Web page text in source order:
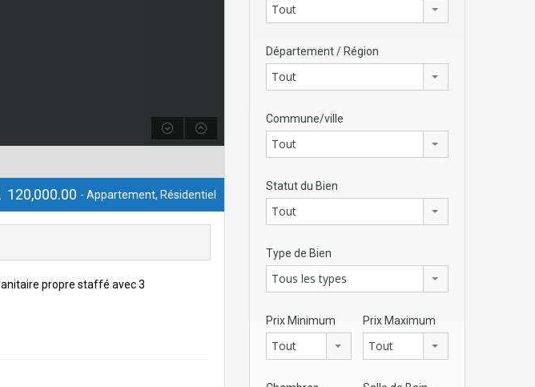
120,000.00 - Appartement, Résidentiel
propre staffé avec 3
Tout
Département / Région
Tout
Commune/ville
Tout
Statut du Bien
Tout
Type de Bien
Tous les types
Prix Minimum
Tout
Prix Maximum
Tout